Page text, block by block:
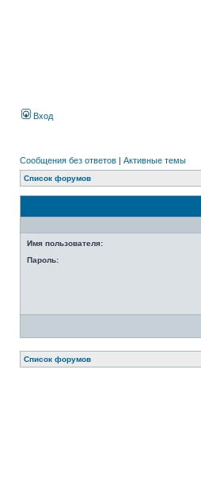
Вход
Сообщения без ответов | Активные темы
Список форумов
Имя пользователя:
Пароль:
Список форумов